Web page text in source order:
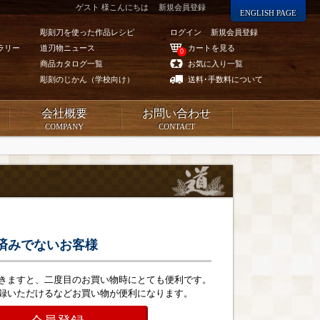
リー
彫刻刀を使った作品レシピ
道刃物ニュース
商品カタログ一覧
彫刻のじかん（学校向け）
ログイン 新規会員登録
0
カートを見る
お気に入り一覧
送料･手数料について
ゲスト 様こんにちは 新規会員登録
ENGLISH PAGE
会社概要
COMPANY
お問い合わせ
CONTACT
みでないお客様
ますと、二度目のお買い物時にとても便利です。
いただけるなどお買い物が便利になります。